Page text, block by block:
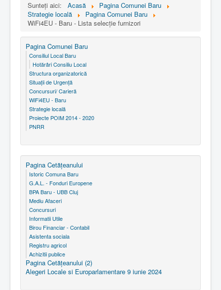
Sunteți aici: Acasă
Pagina Comunei Baru
Strategie locală
Pagina Comunei Baru
WiFi4EU - Baru - Lista selecţie furnizori
Pagina Comunei Baru
Consiliul Local Baru
Hotărâri Consiliu Local
Structura organizatorică
Situaţii de Urgenţă
Concursuri/ Carieră
WiFi4EU - Baru
Strategie locală
Proiecte POIM 2014 - 2020
PNRR
Pagina Cetăţeanului
Istoric Comuna Baru
G.A.L. - Fonduri Europene
BPA Baru - UBB Cluj
Mediu Afaceri
Concursuri
Informatii Utile
Birou Financiar - Contabil
Asistenta sociala
Registru agricol
Achizitii publice
Pagina Cetăţeanului (2)
Alegeri Locale si Europarlamentare 9 iunie 2024